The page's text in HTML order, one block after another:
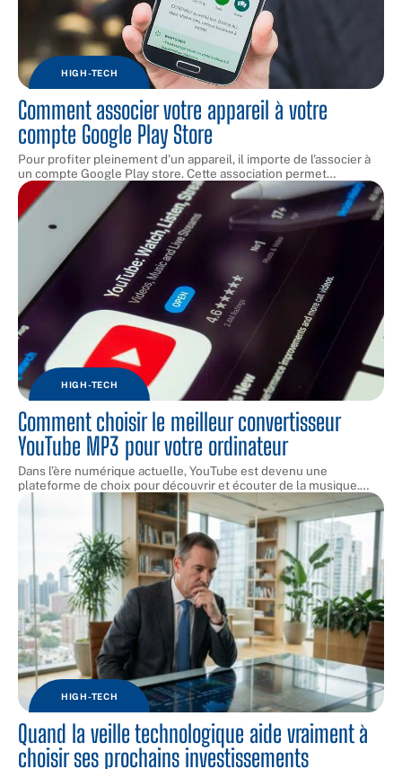
HIGH-TECH
Comment associer votre appareil à votre
compte Google Play Store
Pour profiter pleinement d'un appareil, il importe de l'associer à
un compte Google Play store. Cette association permet…
HIGH-TECH
Comment choisir le meilleur convertisseur
YouTube MP3 pour votre ordinateur
Dans l’ère numérique actuelle, YouTube est devenu une
plateforme de choix pour découvrir et écouter de la musique.…
HIGH-TECH
Quand la veille technologique aide vraiment à
choisir ses prochains investissements